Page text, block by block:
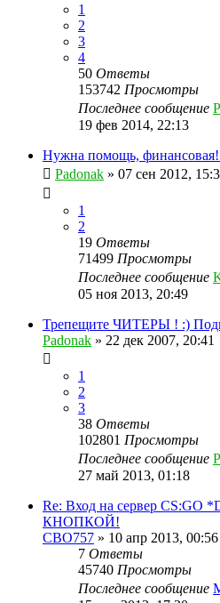
1
2
3
4
50 Ответы
153742 Просмотры
Последнее сообщение
19 фев 2014, 22:13
Нужна помощь,
Padonak » 07 сен 2012,
1
2
19 Ответы
71499 Просмотры
Последнее сообщение
05 ноя 2013, 20:49
Трепещите ЧИТЕРЫ ! :)
Padonak » 22 дек 2007, 20:41
1
2
3
38 Ответы
102801 Просмотры
Последнее сообщение
27 май 2013, 01:18
Re: Вход на сервер CS:GO
КНОПКОЙ!
CBO757 » 10 апр 2013, 00:56
7 Ответы
45740 Просмотры
Последнее сообщение